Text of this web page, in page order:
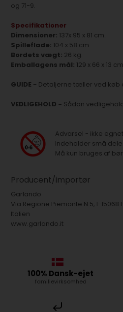
og 71-9.
Specifikationer
Dimensioner: 137x 95 x 81 cm.
Spilleflade: 104 x 58 cm
Bordets vægt: 26 kg.
Emballagens mål: 129 x 66 x 13 cm
GUIDE - Detaljerne tæller ved køb
VEDLIGEHOLD - Sådan
Advarsel - ikke
Indeholder små dele.
Må kun bruges af
Producent/importør
Garlando
Via Regione Piemonte N.5, I-15068
Italien
www.garlando.it
100% Dansk-ejet
familievirksomhed